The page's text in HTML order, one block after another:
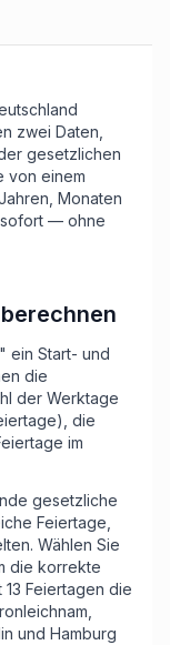
zwei Daten,
gesetzlichen
von einem
Monaten
sofort — ohne
ein Start- und
die
der Werktage
die
im
gesetzliche
Feiertage,
Wählen Sie
die korrekte
Feiertagen die
und Hamburg